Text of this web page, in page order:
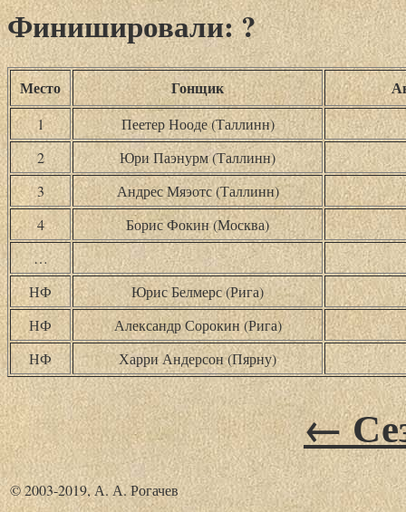
Финишировали: ?
Место Гонщик
1
Пеетер Нооде (Таллинн)
2
Юри Паэнурм (Таллинн)
3
Андрес Мяэотс (Таллинн)
4
Борис Фокин (Москва)
…
НФ
Юрис Белмерс (Рига)
НФ
Александр Сорокин (Рига)
НФ
Харри Андерсон (Пярну)
←